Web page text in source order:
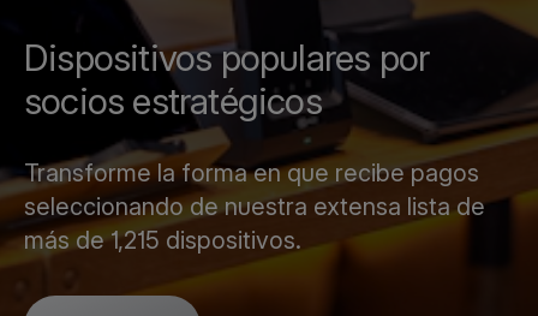
Dispositivos populares por
socios estratégicos
Transforme la forma en que recibe pagos
seleccionando de nuestra extensa lista de
más de 1,215 dispositivos.